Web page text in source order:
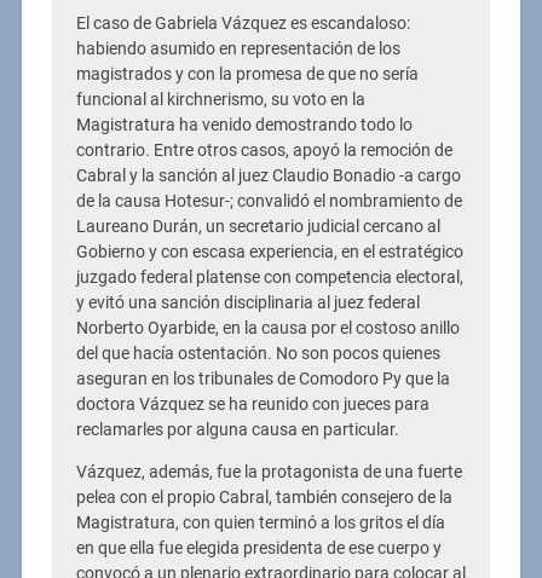
El caso de Gabriela Vázquez es escandaloso:
habiendo asumido en representación de los
magistrados y con la promesa de que no sería
funcional al kirchnerismo, su voto en la
Magistratura ha venido demostrando todo lo
contrario. Entre otros casos, apoyó la remoción de
Cabral y la sanción al juez Claudio Bonadio -a cargo
de la causa Hotesur-; convalidó el nombramiento de
Laureano Durán, un secretario judicial cercano al
Gobierno y con escasa experiencia, en el estratégico
juzgado federal platense con competencia electoral,
y evitó una sanción disciplinaria al juez federal
Norberto Oyarbide, en la causa por el costoso anillo
del que hacía ostentación. No son pocos quienes
aseguran en los tribunales de Comodoro Py que la
doctora Vázquez se ha reunido con jueces para
reclamarles por alguna causa en particular.
Vázquez, además, fue la protagonista de una fuerte
pelea con el propio Cabral, también consejero de la
Magistratura, con quien terminó a los gritos el día
en que ella fue elegida presidenta de ese cuerpo y
convocó a un plenario extraordinario para colocar al